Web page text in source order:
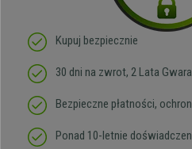
Kupuj bezpiecznie
30 dni na zwrot, 2 Lata
Bezpieczne płatności,
Ponad 10-letnie